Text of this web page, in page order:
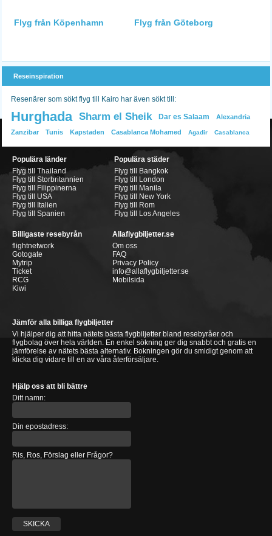
Flyg från Köpenhamn Flyg från Göteborg
Reseinspiration
Resenärer som sökt flyg till Kairo har även sökt till:
Hurghada Sharm el Sheik Dar es Salaam Alexandria
Zanzibar Tunis Kapstaden Casablanca Mohamed Agadir Casablanca
Populära länder
Flyg till Thailand
Flyg till Storbritannien
Flyg till Filippinerna
Flyg till USA
Flyg till Italien
Flyg till Spanien
Populära städer
Flyg till Bangkok
Flyg till London
Flyg till Manila
Flyg till New York
Flyg till Rom
Flyg till Los Angeles
Billigaste resebyrån
flightnetwork
Gotogate
Mytrip
Ticket
RCG
Kiwi
Allaflygbiljetter.se
Om oss
FAQ
Privacy Policy
info@allaflygbiljetter.se
Mobilsida
Jämför alla billiga flygbiljetter
Vi hjälper dig att hitta nätets bästa flygbiljetter bland resebyråer och
flygbolag över hela världen. En enkel sökning ger dig snabbt och gratis en
jämförelse av nätets bästa alternativ. Bokningen gör du smidigt genom att
klicka dig vidare till en av våra återförsäljare.
Hjälp oss att bli bättre
Ditt namn:
Din epostadress:
Ris, Ros, Förslag eller Frågor?
SKICKA